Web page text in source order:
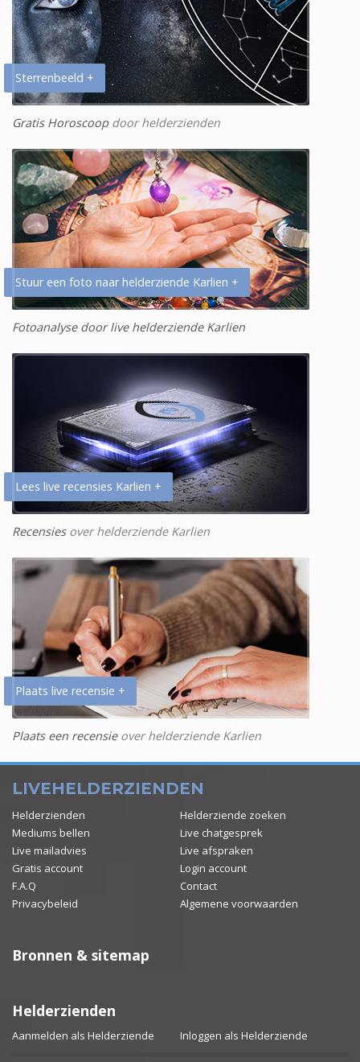
Sterrenbeeld +
Gratis Horoscoopdoor helderzienden
Stuur een foto naar helderziende Karlien +
Fotoanalyse door live helderziende Karlien
Lees live recensies Karlien +
Recensiesover helderziende Karlien
Plaats live recensie +
Plaats een recensieover helderziende Karlien
LIVEHELDERZIENDEN
Helderzienden
Helderziende zoeken
Mediums bellen
Live chatgesprek
Live mailadvies
Live afspraken
Gratis account
Login account
F.A.Q
Contact
Privacybeleid
Algemene voorwaarden
Bronnen & sitemap
Helderzienden
Aanmelden als Helderziende Inloggen als Helderziende